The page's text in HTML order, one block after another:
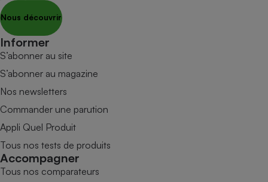
Nous découvrir
Informer
S’abonner au site
S’abonner au magazine
Nos newsletters
Commander une parution
Appli Quel Produit
Tous nos tests de produits
Accompagner
Tous nos comparateurs